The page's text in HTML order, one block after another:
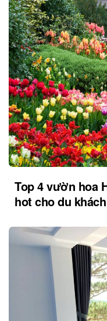
Top 4 vườn hoa
hot cho du khách